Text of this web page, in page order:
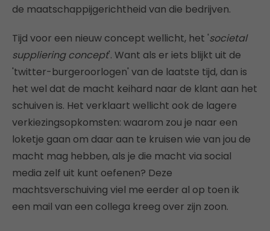
de maatschappijgerichtheid van die bedrijven.
Tijd voor een nieuw concept wellicht, het 'societal
suppliering concept'. Want als er iets blijkt uit de
'twitter-burgeroorlogen' van de laatste tijd, dan is
het wel dat de macht keihard naar de klant aan het
schuiven is. Het verklaart wellicht ook de lagere
verkiezingsopkomsten: waarom zou je naar een
loketje gaan om daar aan te kruisen wie van jou de
macht mag hebben, als je die macht via social
media zelf uit kunt oefenen? Deze
machtsverschuiving viel me eerder al op toen ik
een mail van een collega kreeg over zijn zoon.